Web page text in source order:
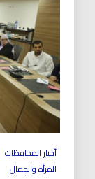
أخبار المحافظات
المرأه والجمال